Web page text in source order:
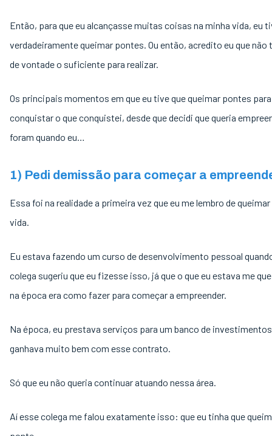
Então, para que eu alcançasse muitas coisas na minha vida, eu
verdadeiramente queimar pontes. Ou então, acredito eu que não
de vontade o suficiente para realizar.
Os principais momentos em que eu tive que queimar pontes para
conquistar o que conquistei, desde que decidi que queria
foram quando eu…
1) Pedi demissão para começar a
Essa foi na realidade a primeira vez que eu me lembro de
vida.
Eu estava fazendo um curso de desenvolvimento pessoal
colega sugeriu que eu fizesse isso, já que o que eu estava me
na época era como fazer para começar a empreender.
Na época, eu prestava serviços para um banco de
ganhava muito bem com esse contrato.
Só que eu não queria continuar atuando nessa área.
Aí esse colega me falou exatamente isso: que eu tinha que